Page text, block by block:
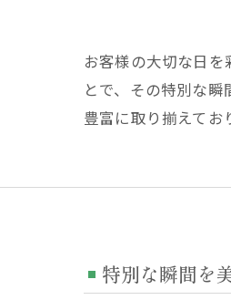
お客様の大切な日
とで、その特別な
豊富に取り揃えて
特別な瞬間を